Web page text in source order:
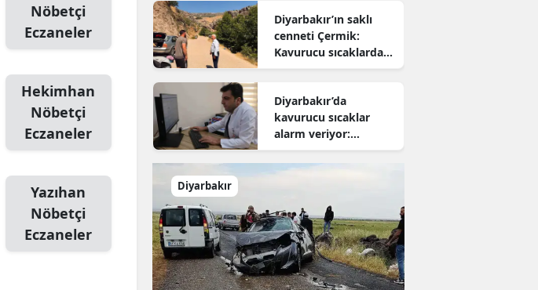
Nöbetçi
Eczaneler
Hekimhan
Nöbetçi
Eczaneler
Yazıhan
Nöbetçi
Eczaneler
Diyarbakır’ın saklı
cenneti Çermik:
Kavurucu sıcaklardan
kaçanların yeni adresi
Diyarbakır’da
kavurucu sıcaklar
alarm veriyor:
Uzmanından hayati
uyarı
Diyarbakır